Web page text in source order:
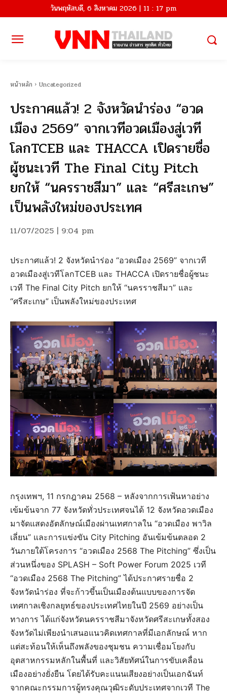
วันพฤหัสบดี, 6 สิงหาคม 2026 | 11 : 17 pm
หน้าหลัก Uncategorized
ประกาศแล้ว! 2 จังหวัดนำร่อง “อวด
เมือง 2569” จากเวทีอวดเมืองสู่เวที
โลกTCEB และ THACCA เปิดรายชื่อ
ผู้ชนะเวที The Final City Pitch
ยกให้ “นครราชสีมา” และ “ศรีสะเกษ”
เป็นพลังใหม่ของประเทศ
11/07/2025 | 9:04 pm
ประกาศแล้ว! 2 จังหวัดนำร่อง “อวดเมือง 2569” จากเวที
อวดเมืองสู่เวทีโลกTCEB และ THACCA เปิดรายชื่อผู้ชนะ
เวที The Final City Pitch ยกให้ “นครราชสีมา” และ
“ศรีสะเกษ” เป็นพลังใหม่ของประเทศ
กรุงเทพฯ, 11 กรกฎาคม 2568 – หลังจากการเฟ้นหาอย่าง
เข้มข้นจาก 77 จังหวัดทั่วประเทศจนได้ 12 จังหวัดอวดเมือง
มาจัดแสดงอัตลักษณ์เมืองผ่านเทศกาลใน “อวดเมือง พาวิล
เลี่ยน” และการแข่งขัน City Pitching อันเข้มข้นตลอด 2
วันภายใต้โครงการ “อวดเมือง 2568 The Pitching” ซึ่งเป็น
ส่วนหนึ่งของ SPLASH – Soft Power Forum 2025 เวที
“อวดเมือง 2568 The Pitching” ได้ประกาศรายชื่อ 2
จังหวัดนำร่อง ที่จะก้าวขึ้นเป็นเมืองต้นแบบของการจัด
เทศกาลเชิงกลยุทธ์ของประเทศไทยในปี 2569 อย่างเป็น
ทางการ ได้แก่จังหวัดนครราชสีมาจังหวัดศรีสะเกษทั้งสอง
จังหวัดไม่เพียงนำเสนอแนวคิดเทศกาลที่มีเอกลักษณ์ หาก
แต่สะท้อนให้เห็นถึงพลังของชุมชน ความเชื่อมโยงกับ
อุตสาหกรรมหลักในพื้นที่ และวิสัยทัศน์ในการขับเคลื่อน
เมืองอย่างยั่งยืน โดยได้รับคะแนนเสียงอย่างเป็นเอกฉันท์
จากคณะกรรมการผู้ทรงคุณวุฒิระดับประเทศจากเวที The